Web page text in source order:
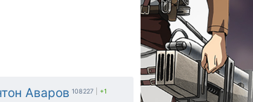
Аваров 108227 +1